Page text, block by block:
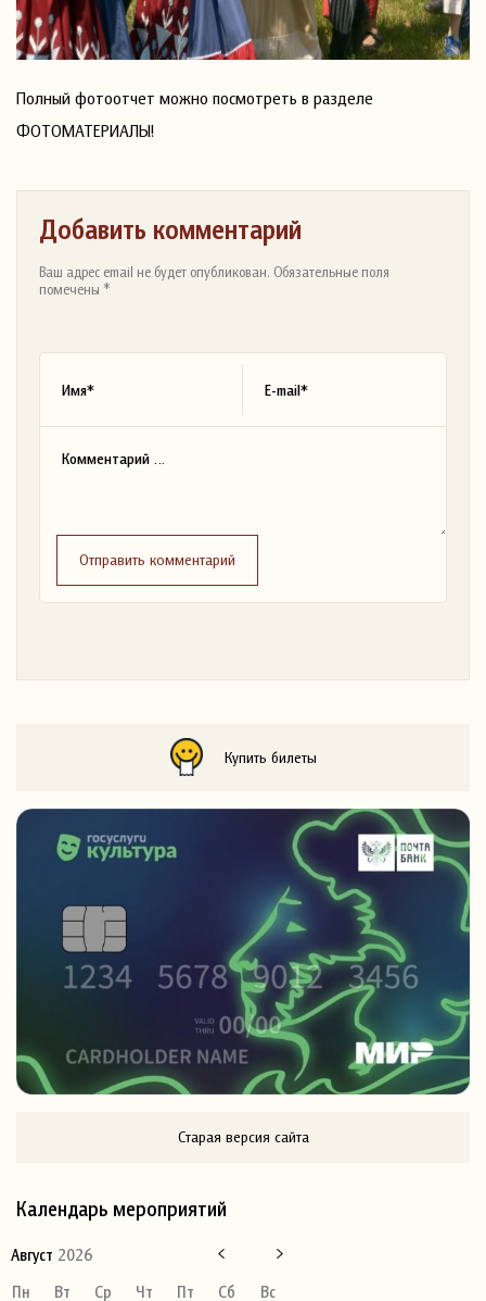
Полный фотоотчет можно посмотреть в разделе
ФОТОМАТЕРИАЛЫ!
Добавить комментарий
Ваш адрес email не будет опубликован. Обязательные поля
помечены *
Отправить комментарий
Купить билеты
Старая версия сайта
Календарь мероприятий
Август 2026
Пн
Вт Ср Чт Пт Сб
Вс